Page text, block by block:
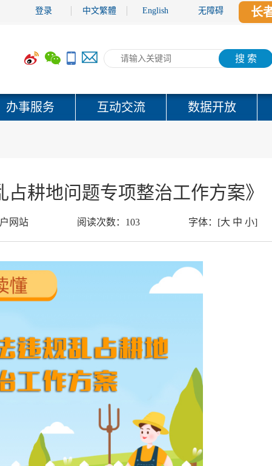
登录 中文繁體 English 无障碍 长
搜 索
办事服务 互动交流 数据开放
耕地问题专项整治工作方案》
网站 阅读次数： 103 字体： [大 中 小]